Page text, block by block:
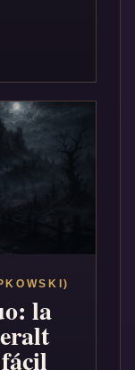
la